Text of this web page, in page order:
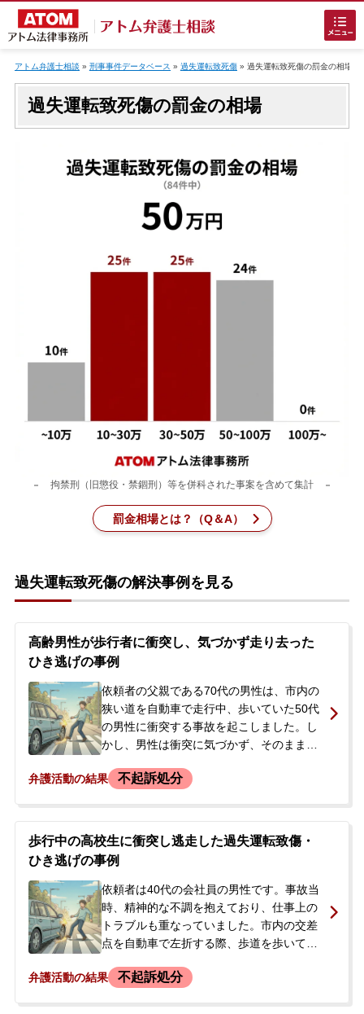
でお困りの方
接見・面会を弁護士に依頼
アトムについて知りたい方
アクセス
解決実績
ご依頼者からのお手紙
無料相談の口コミ評判
刑事事件データベース
アトム弁護士相談 » 刑事事件データベース » 過失運転致死傷» 過失運転致死傷の罰金の相場
過失運転致死傷の罰金の相場
拘禁刑（旧懲役・禁錮刑）等を併科された事案を含めて集計
罰金相場とは？（Q＆A）
過失運転致死傷の解決事例を見る
高齢男性が歩行者に衝突し、気づかず走り去った
ひき逃げの事例
依頼者の父親である70代の男性は、市内の
狭い道を自動車で走行中、歩いていた50代
の男性に衝突する事故を起こしました。し
かし、男性は衝突に気づかず、そのまま走
後、警察官が捜査のために自宅を訪れ、男
時、男性は事故を起こしたという認識が全
くない様子でした。突然の逮捕を受け、今
後の刑事処分がどうなるのか不安に思った
息子様が、逮捕の翌日に当事務所へ相談に
来られ、ご依頼となりました。
弁護活動の結果 不起訴処分
歩行中の高校生に衝突し逃走した過失運転致傷・
ひき逃げの事例
依頼者は40代の会社員の男性です。事故当
時、精神的な不調を抱えており、仕事上の
トラブルも重なっていました。市内の交差
点を自動車で左折する際、歩道を歩いてい
打撲の怪我を負わせました。依頼者は何か
弁護活動の結果 不起訴処分